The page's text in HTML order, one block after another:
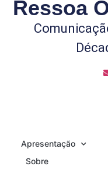
Ressoa
Apresentação
Sobre